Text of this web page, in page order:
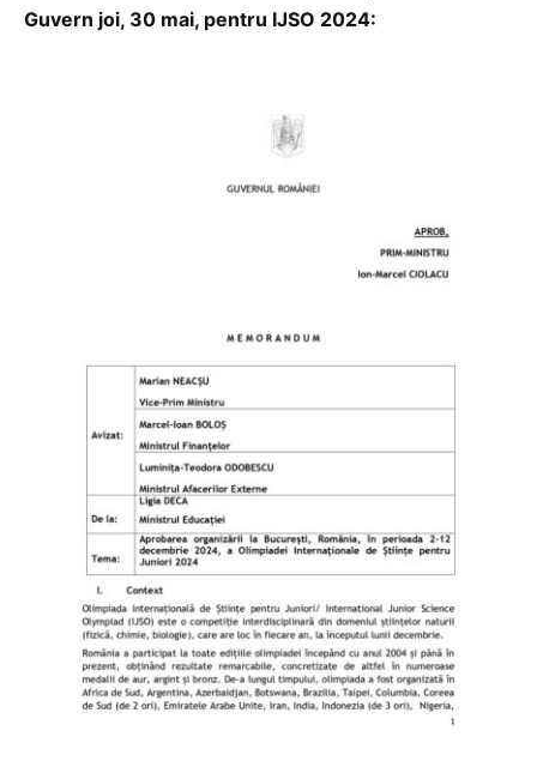
Guvern joi, 30 mai, pentru IJSO 2024: